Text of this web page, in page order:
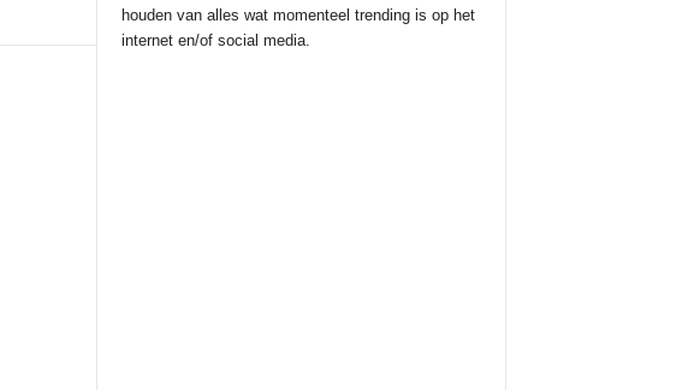
houden van alles wat momenteel trending is op het
internet en/of social media.